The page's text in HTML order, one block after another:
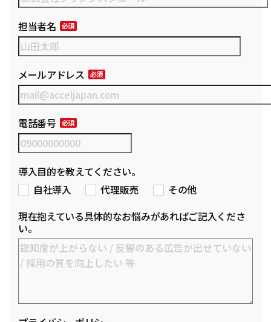
担当者名
メールアドレス
電話番号
導入目的を教えてください。
自社導入
代理販売
その他
現在抱えている具体的なお悩みがあればご記入くださ
い。